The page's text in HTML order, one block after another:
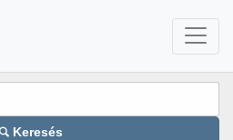
Keresés